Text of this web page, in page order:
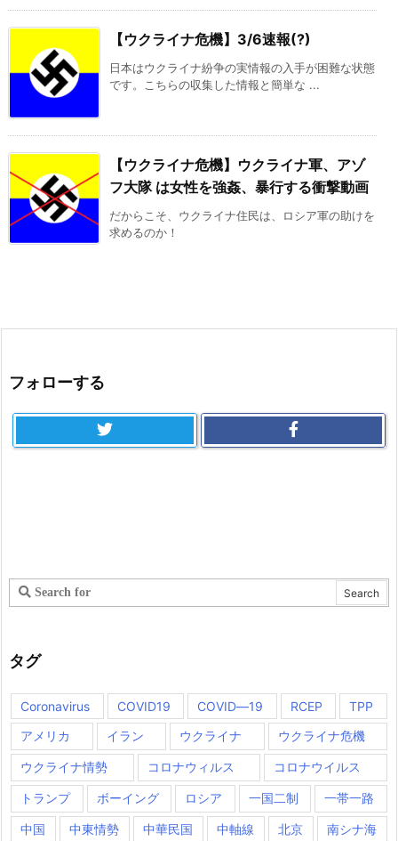
【ウクライナ危機】3/6速報(?)
日本はウクライナ紛争の実情報の入手が困難な状態
です。こちらの収集した情報と簡単な ...
【ウクライナ危機】ウクライナ軍、アゾ
フ大隊 は女性を強姦、暴行する衝撃動画
だからこそ、ウクライナ住民は、ロシア軍の助けを
求めるのか！
フォローする
タグ
Coronavirus COVID19 COVID―19 RCEP
TPP
アメリカ
イラン ウクライナ ウクライナ危機
ウクライナ情勢 コロナウィルス コロナウイルス
トランプ ボーイング ロシア 一国二制 一帯一路
中国 中東情勢 中華民国 中軸線 北京 南シナ海